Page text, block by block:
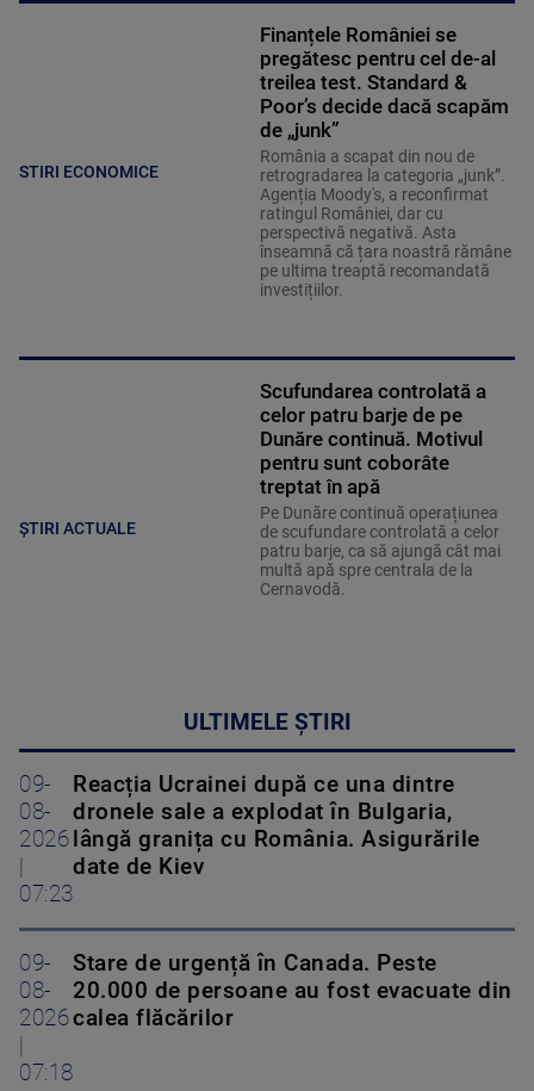
STIRI ECONOMICE
Finanțele României se
pregătesc pentru cel de-al
treilea test. Standard &
Poor’s decide dacă scapăm
de „junk”
România a scapat din nou de
retrogradarea la categoria „junk”.
Agenția Moody's, a reconfirmat
ratingul României, dar cu
perspectivă negativă. Asta
înseamnă că țara noastră rămâne
pe ultima treaptă recomandată
investițiilor.
ȘTIRI ACTUALE
Scufundarea controlată a
celor patru barje de pe
Dunăre continuă. Motivul
pentru sunt coborâte
treptat în apă
Pe Dunăre continuă operațiunea
de scufundare controlată a celor
patru barje, ca să ajungă cât mai
multă apă spre centrala de la
Cernavodă.
ULTIMELE ȘTIRI
09-
08-
2026
07:23
Reacția Ucrainei după ce una dintre
dronele sale a explodat în Bulgaria,
lângă granița cu România. Asigurările
date de Kiev
09-
08-
2026
07:18
Stare de urgență în Canada. Peste
20.000 de persoane au fost evacuate din
calea flăcărilor